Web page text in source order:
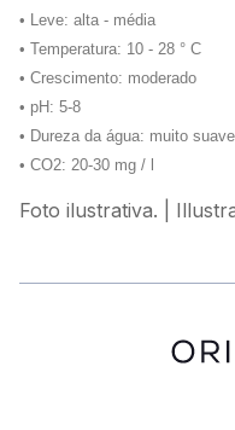
• Leve: alta - média
• Temperatura: 10 - 28 ° C
• Crescimento: moderado
• pH: 5-8
• Dureza da água: muito
• CO2: 20-30 mg / l
Foto ilustrativa. |